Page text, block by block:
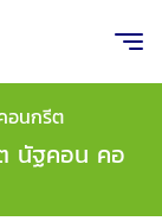
อนกรีต
นัฐคอน คอ